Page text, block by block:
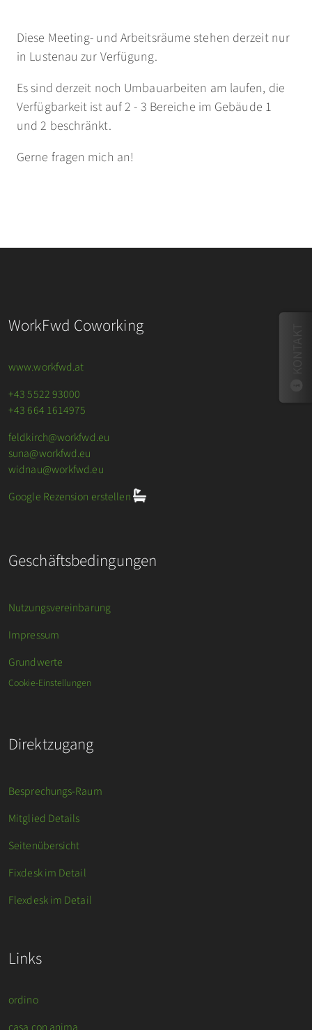
Diese Meeting- und Arbeitsräume stehen derzeit nur
in Lustenau zur Verfügung.
Es sind derzeit noch Umbauarbeiten am laufen, die
Verfügbarkeit ist auf 2 - 3 Bereiche im Gebäude 1
und 2 beschränkt.
Gerne fragen mich an!
WorkFwd Coworking
www.workfwd.at
+43 5522 93000
+43 664 1614975
feldkirch@workfwd.eu
suna@workfwd.eu
widnau@workfwd.eu
Google Rezension erstellen
Geschäftsbedingungen
Nutzungsvereinbarung
Impressum
Grundwerte
Cookie-Einstellungen
Direktzugang
Besprechungs-Raum
Mitglied Details
Seitenübersicht
Fixdesk im Detail
Flexdesk im Detail
Links
ordino